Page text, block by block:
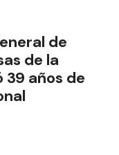
de
de la
años de